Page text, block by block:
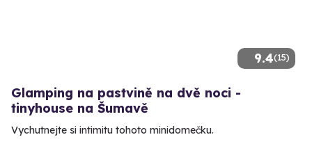
9.4(15)
Glamping na pastvině na dvě noci -
tinyhouse na Šumavě
Vychutnejte si intimitu tohoto minidomečku.